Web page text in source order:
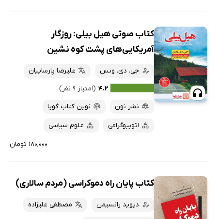
کتاب صوتی هیل بیلی: روزگار
آمریکایی‌های پشت کوه نشین
جی. دی. ونس
علیرضا پارساییان
۴.۲ (امتیاز ۹ نفر)
نشر نون
نوین کتاب گویا
اتوبیوگرافی علوم سیاسی
۱۸۰,۰۰۰ تومان
کتاب پایان راه دموکراسی (مردم سالاری)
دیوید رانسیمن مصطفی علیزاده